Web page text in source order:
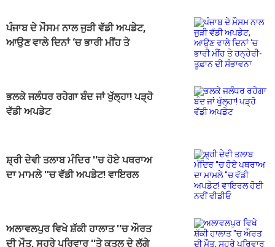
ਪੰਜਾਬ ਦੇ ਮੌਸਮ ਨਾਲ ਜੁੜੀ ਵੱਡੀ ਅਪਡੇਟ,
ਆਉਣ ਵਾਲੇ ਦਿਨਾਂ ‘ਚ ਭਾਰੀ ਮੀਂਹ ਤੇ
ਭਲਕੇ ਜਲੰਧਰ ਰਹੇਗਾ ਬੰਦ ਜਾਂ ਖੁੱਲ੍ਹਾ! ਪੜ੍ਹੋ
ਵੱਡੀ ਅਪਡੇਟ
ਸ਼੍ਰੀ ਦੇਵੀ ਤਲਾਬ ਮੰਦਿਰ ''ਚ ਹੋਏ ਪਥਰਾਅ
ਦਾ ਮਾਮਲੇ ''ਚ ਵੱਡੀ ਅਪਡੇਟ! ਵਾਇਰਲ
ਅਲਾਵਲਪੁਰ ਵਿਖੇ ਸ਼ੱਕੀ ਹਾਲਾਤ ''ਚ ਔਰਤ
ਦੀ ਮੌਤ, ਸਹੁਰੇ ਪਰਿਵਾਰ ''ਤੇ ਕਤਲ ਦੇ ਲੱਗੇ